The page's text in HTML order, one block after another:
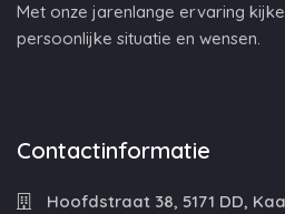
Met onze jarenlange ervaring
persoonlijke situatie en wensen.
Contactinformatie
Hoofdstraat 38, 5171 DD,